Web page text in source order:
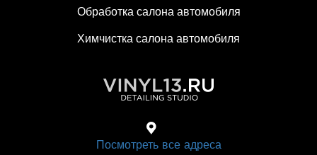
Обработка салона автомобиля
Химчистка салона автомобиля
Посмотреть все адреса